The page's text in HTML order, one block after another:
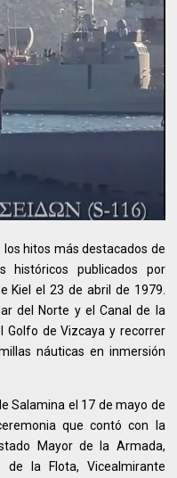
los hitos más destacados de
históricos publicados por
Kiel el 23 de abril de 1979.
del Norte y el Canal de la
Golfo de Vizcaya y recorrer
náuticas en inmersión
Salamina el 17 de mayo de
que contó con la
Mayor de la Armada,
la Flota, Vicealmirante